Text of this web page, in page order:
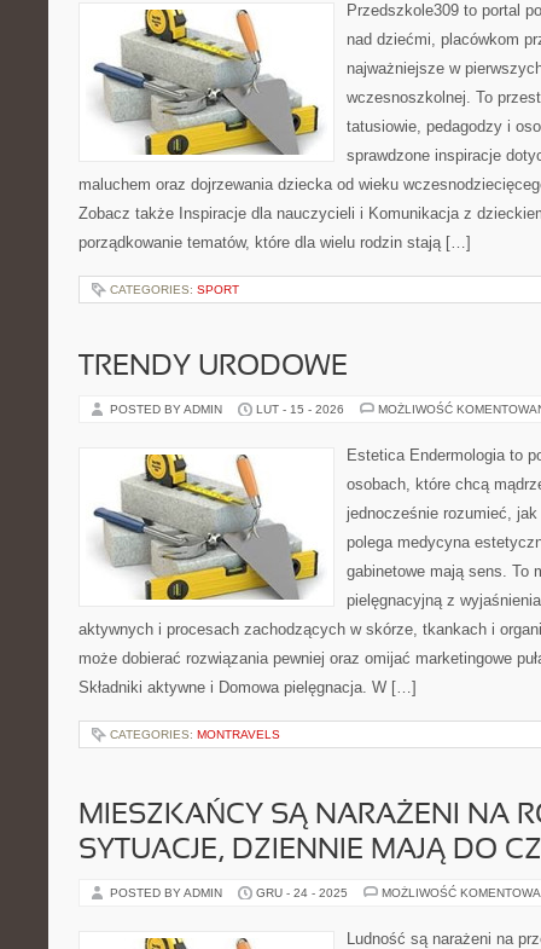
Przedszkole309 to portal
nad dziećmi, placówkom
najważniejsze w
wczesnoszkolnej. To
tatusiowie, pedagodzy i
sprawdzone inspiracje
maluchem oraz dojrzewania dziecka od wieku
Zobacz także Inspiracje dla nauczycieli i Komunikacja z
porządkowanie tematów, które dla wielu rodzin stają […]
CATEGORIES: SPORT
TRENDY URODOWE
POSTED BY ADMIN LUT - 15 - 2026 MOŻLIWOŚĆ
Estetica Endermologia to
osobach, które chcą
jednocześnie rozumieć,
polega medycyna
gabinetowe mają sens. To
pielęgnacyjną z
aktywnych i procesach zachodzących w skórze, tkankach i
może dobierać rozwiązania pewniej oraz omijać marketingowe
Składniki aktywne i Domowa pielęgnacja. W […]
CATEGORIES: MONTRAVELS
MIESZKAŃCY SĄ NARAŻENI NA
SYTUACJE, DZIENNIE MAJĄ DO
POSTED BY ADMIN GRU - 24 - 2025 MOŻLIWOŚĆ
Ludność są narażeni na